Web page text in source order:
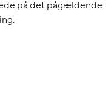
på det pågældende